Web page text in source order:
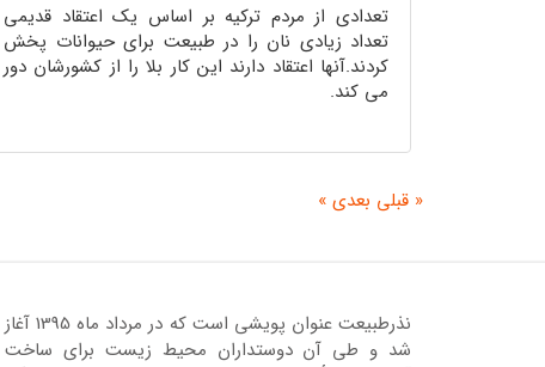
تعدادی از مردم ترکیه بر اساس یک اعتقاد قدیمی
تعداد زیادی نان را در طبیعت برای حیوانات پخش
کردند.آنها اعتقاد دارند این کار بلا را از کشورشان دور
می کند.
« قبلی بعدی »
نذرطبیعت عنوان پویشی است که در مرداد ماه 1395 آغاز
شد و طی آن دوستداران محیط زیست برای ساخت